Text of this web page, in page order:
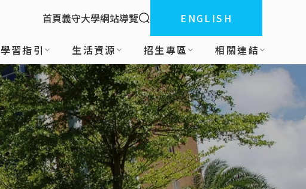
:::
首頁義守大學網站導覽 全站搜索ENGLISH
學習指引 生活資源 招生專區 相關連結